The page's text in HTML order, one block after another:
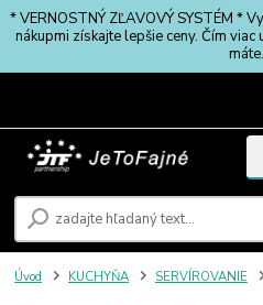
* VERNOSTNÝ ZĽAVOVÝ SYSTÉM *
nákupmi získajte lepšie ceny. Čím
máte.
Úvod KUCHYŇA SERVÍROVANIE